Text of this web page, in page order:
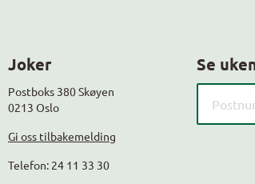
Joker
Postboks 380 Skøyen
0213 Oslo
Gi oss tilbakemelding
Telefon: 24 11 33 30
Se